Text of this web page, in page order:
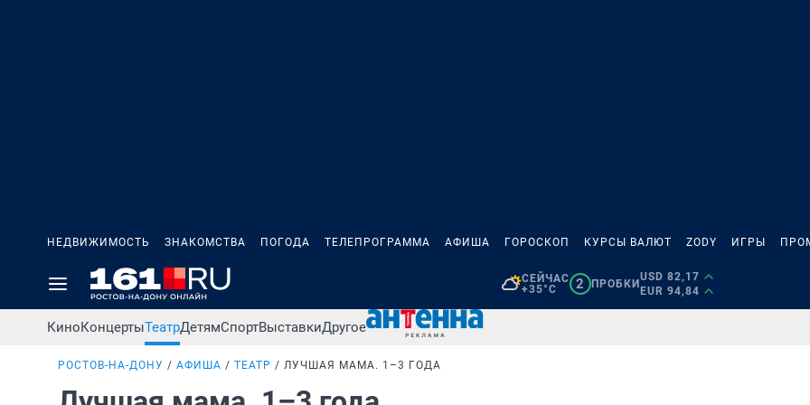
НЕДВИЖИМОСТЬ ЗНАКОМСТВА ПОГОДА ТЕЛЕПРОГРАММА АФИША ГОРОСКОП КУРСЫ ВАЛЮТ ZODY ИГРЫ
СЕЙЧАС
+35°C
2 ПРОБКИ
USD 82,17
EUR 94,84
КиноКонцертыТеатрДетямСпортВыставкиДругое
РОСТОВ-НА-ДОНУ АФИША ТЕАТР ЛУЧШАЯ МАМА. 1–3 ГОДА